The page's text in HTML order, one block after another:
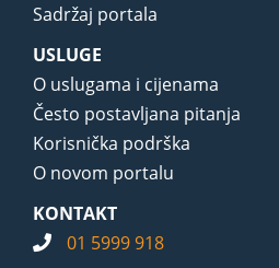
Sadržaj portala
USLUGE
O uslugama i cijenama
Često postavljana pitanja
Korisnička podrška
O novom portalu
KONTAKT
01 5999 918